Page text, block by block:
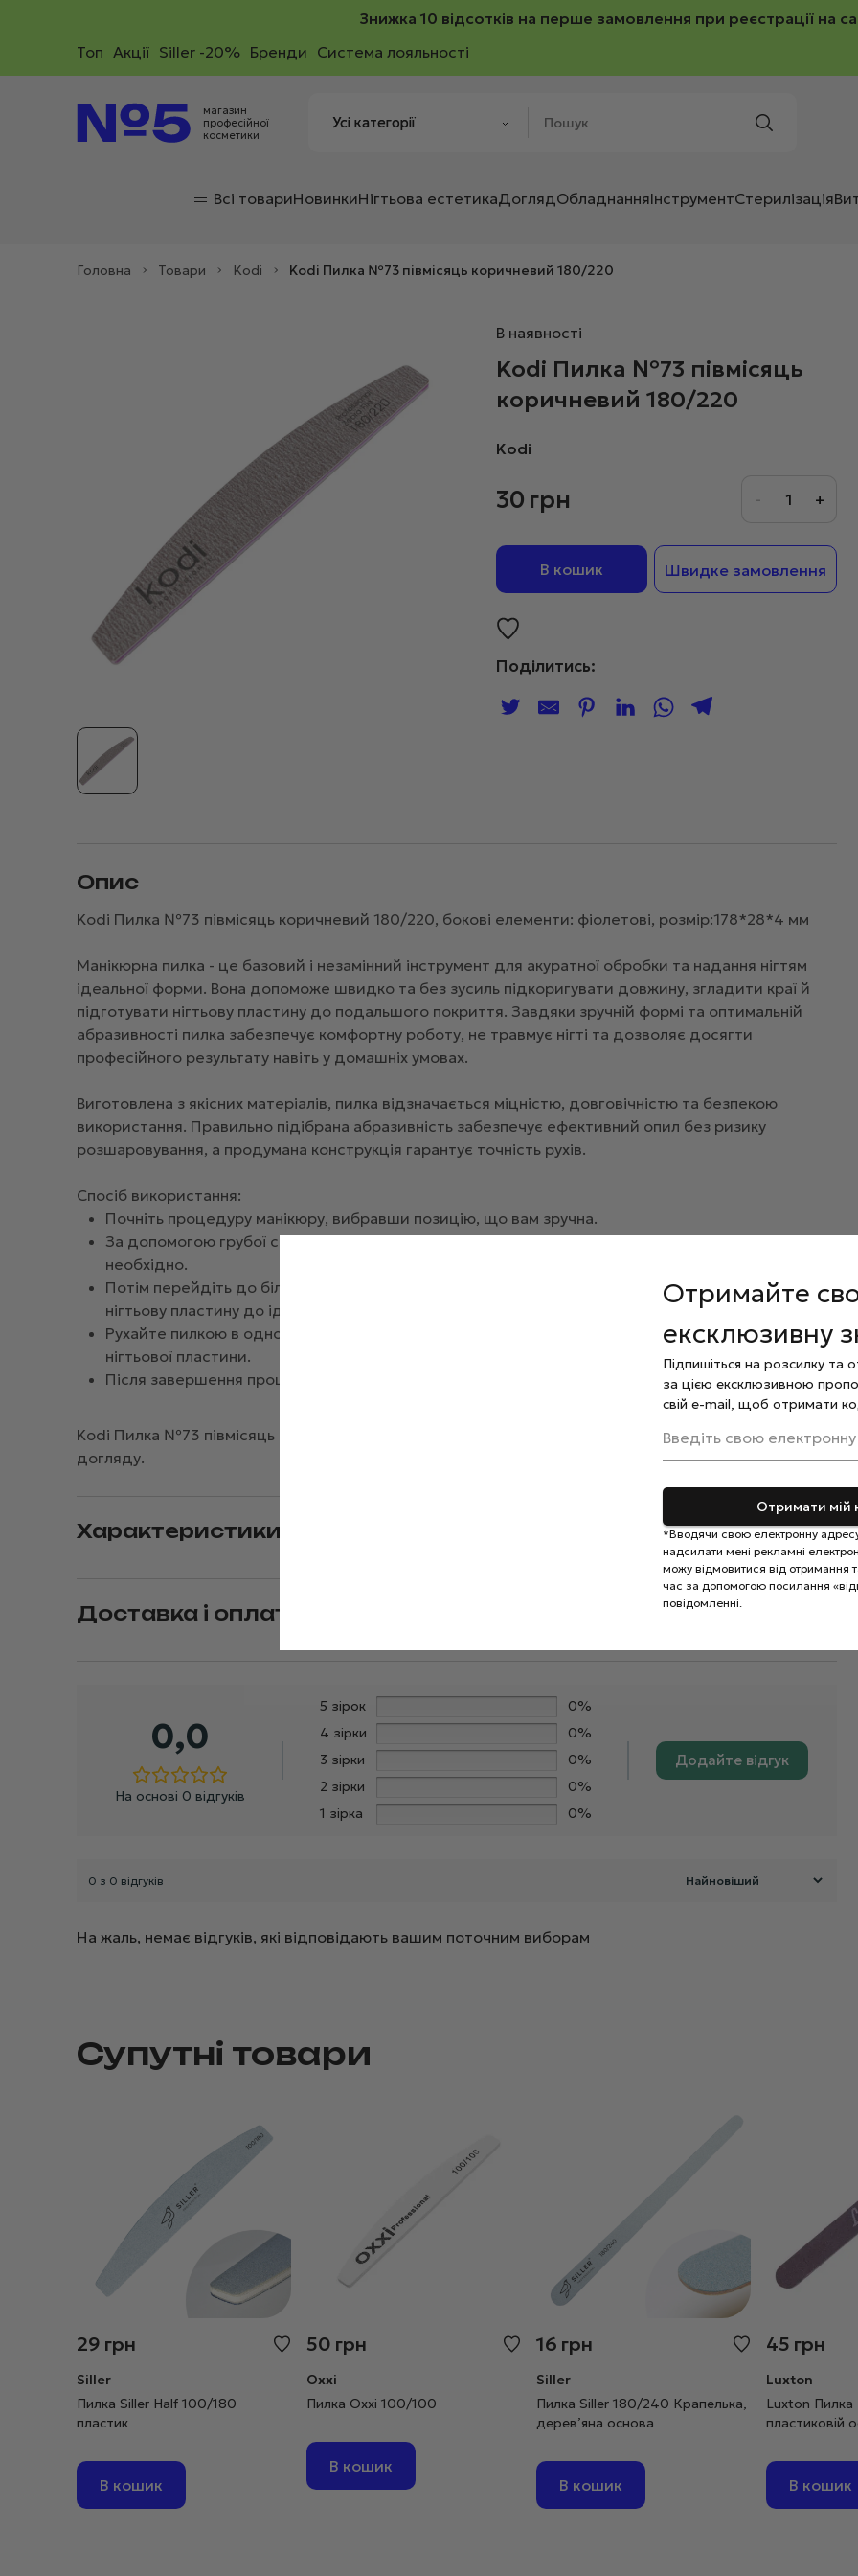
Отримайте
ексклюзивну
Підпишіться на розсилку та
за цією ексклюзивною
свій e-mail, щоб отримати
Введіть свою
Отримати мій
*Вводячи свою електронну
надсилати мені рекламні
можу відмовитися від отримання
час за допомогою посилання
повідомленні.
Знижка 10 відсотків на перше замовлення при реєстрації на
Toп Акції Siller -20% Бренди Система лояльності
магазин
професійної
косметики
Всі товариНовинкиНігтьова естетикаДоглядОбладнанняІнструментСтерилізація
Головна > Товари > Kodi > Kodi Пилка №73 півмісяць коричневий 180/220
В наявності
Kodi Пилка №73 півмісяць
коричневий 180/220
Kodi
30 грн
В кошик Швидке замовлення
Поділитись:
Опис
Kodi Пилка №73 півмісяць коричневий 180/220, бокові елементи: фіолетові, розмір:178*28*4 мм
Манікюрна пилка - це базовий і незамінний інструмент для акуратної обробки та надання нігтям
ідеальної форми. Вона допоможе швидко та без зусиль підкоригувати довжину, згладити краї й
підготувати нігтьову пластину до подальшого покриття. Завдяки зручній формі та оптимальній
абразивності пилка забезпечує комфортну роботу, не травмує нігті та дозволяє досягти
професійного результату навіть у домашніх умовах.
Виготовлена з якісних матеріалів, пилка відзначається міцністю, довговічністю та безпекою
використання. Правильно підібрана абразивність забезпечує ефективний опил без ризику
розшаровування, а продумана конструкція гарантує точність рухів.
Спосіб використання:
Почніть процедуру манікюру, вибравши позицію, що вам зручна.
За допомогою грубої сторони пилки вирівняйте форму і скоротіть довжину нігтів, якщо
необхідно.
Потім перейдіть до більш дрібного зерна, щоб відшліфувати недосконалості та довести
нігтьову пластину до ідеального стану.
Рухайте пилкою в одному напрямку, уникаючи зайвого натискання для запобігання пошкоджень
нігтьової пластини.
Після завершення процедури для догляду за кутикулою нанесіть спеціальнуолію.
Kodi Пилка №73 півмісяць коричневий 180/220 використовується тільки для індивідуального
догляду.
Характеристики
Доставка і оплата
0,0
На основі 0 відгуків
5 зірок
0%
4 зірки
0%
3 зірки
0%
2 зірки
0%
1 зірка
0%
Додайте відгук
0 з 0 відгуків
На жаль, немає відгуків, які відповідають вашим поточним виборам
Супутні товари
29 грн
Siller
Пилка Siller Half 100/180
пластик
В кошик
50 грн
Oxxi
Пилка Oxxi 100/100
В кошик
16 грн
Siller
Пилка Siller 180/240 Крапелька,
дерев’яна основа
В кошик
45 грн
Luxton
Luxton Пилка
пластиковій
В кошик